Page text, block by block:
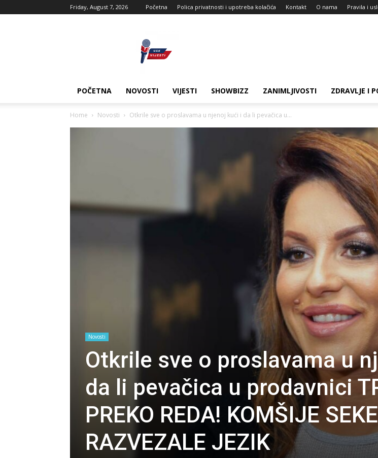
Friday, August 7, 2026 Početna Polica privatnosti i upotreba kolačića Kontakt O nama Pravila i
POČETNA NOVOSTI VIJESTI SHOWBIZZ ZANIMLJIVOSTI ZDRAVLJE I
Home Novosti Otkrile sve o proslavama u njenoj kući i da li pevačica u...
Novosti
Otkrile sve o proslavama u
da li pevačica u prodavnici
PREKO REDA! KOMŠIJE
RAZVEZALE JEZIK